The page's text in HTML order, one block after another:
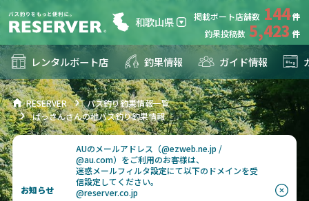
和歌山県 掲載ボート店舗数 144
釣果投稿数 5,423
レンタルボート店 釣果情報 ガイド情報
RESERVER
バス釣り釣果情報一覧
ぱっさんさんの地バス釣り釣果情報
お知らせ
AUのメールアドレス（@ezweb.ne.jp /
@au.com）をご利用のお客様は、
迷惑メールフィルタ設定にて以下のドメインを受
信設定してください。
@reserver.co.jp